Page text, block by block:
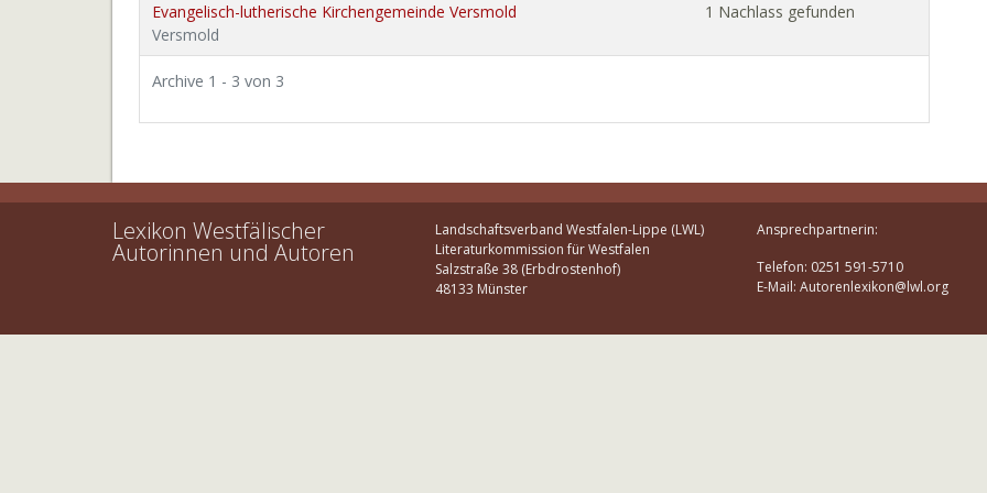
Evangelisch-lutherische Kirchengemeinde Versmold
Versmold
1 Nachlass gefunden
Archive 1 - 3 von 3
Lexikon Westfälischer
Autorinnen und Autoren
Landschaftsverband Westfalen-Lippe (LWL)
Literaturkommission für Westfalen
Salzstraße 38 (Erbdrostenhof)
48133 Münster
Ansprechpartnerin:
Telefon: 0251 591-5710
E-Mail: Autorenlexikon@lwl.org